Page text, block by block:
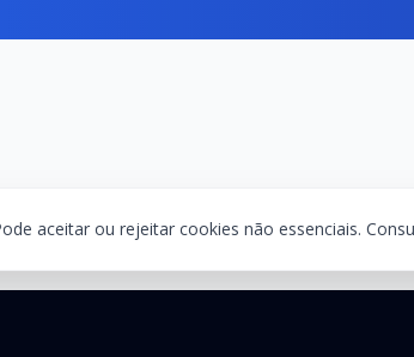
aceitar ou rejeitar cookies não essenciais.